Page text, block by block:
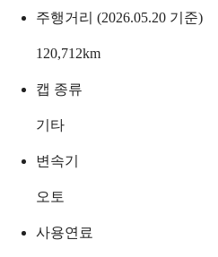
주행거리 (2026.05.20 기준)
120,712km
캡 종류
기타
변속기
오토
사용연료